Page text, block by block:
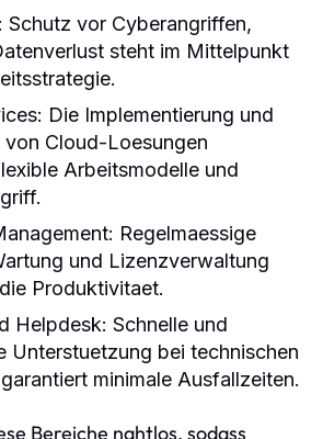
: Schutz vor Cyberangriffen,
steht im Mittelpunkt
: Die Implementierung und
von Cloud-Loesungen
Arbeitsmodelle und
: Regelmaessige
und Lizenzverwaltung
Produktivitaet.
Helpdesk: Schnelle und
Unterstuetzung bei technischen
minimale Ausfallzeiten.
Bereiche nahtlos, sodass